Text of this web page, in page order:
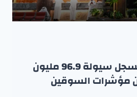
بورصة الكويت تسجل سيولة 96.9 مليون
مؤشرات السوقين